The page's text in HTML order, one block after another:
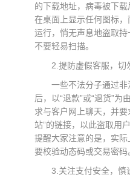
的下载地址，病毒被下
在桌面上显示任何图标
运行，悄无声息地盗取
不要轻易扫描。
2.提防虚假客服，切
一些不法分子通过
后，以“退款”或“退货”
求与客户网上聊天，并
站”的链接，以此盗取用
提醒大家注意的是，实
要校验动态码或交易密码
3.关注支付安全，慎